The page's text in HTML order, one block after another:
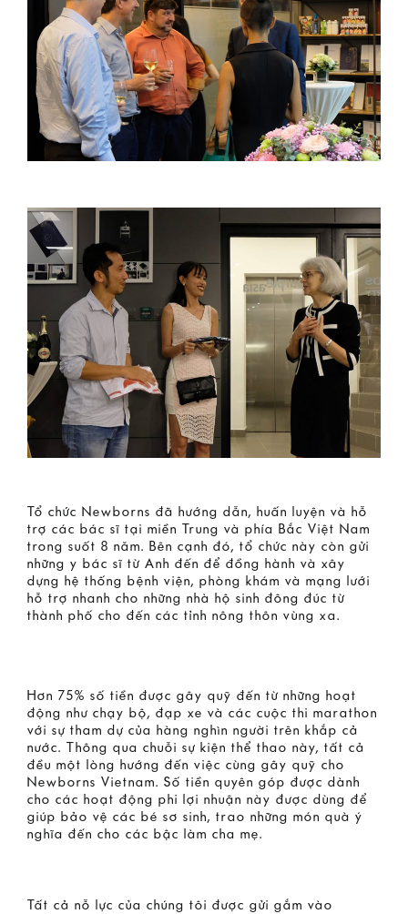
Tổ chức Newborns đã hướng dẫn, huấn luyện và hỗ
trợ các bác sĩ tại miền Trung và phía Bắc Việt Nam
trong suốt 8 năm. Bên cạnh đó, tổ chức này còn gửi
những y bác sĩ từ Anh đến để đồng hành và xây
dựng hệ thống bệnh viện, phòng khám và mạng lưới
hỗ trợ nhanh cho những nhà hộ sinh đông đúc từ
thành phố cho đến các tỉnh nông thôn vùng xa.
Hơn 75% số tiền được gây quỹ đến từ những hoạt
động như chạy bộ, đạp xe và các cuộc thi marathon
với sự tham dự của hàng nghìn người trên khắp cả
nước. Thông qua chuỗi sự kiện thể thao này, tất cả
đều một lòng hướng đến việc cùng gây quỹ cho
Newborns Vietnam. Số tiền quyên góp được dành
cho các hoạt động phi lợi nhuận này được dùng để
giúp bảo vệ các bé sơ sinh, trao những món quà ý
nghĩa đến cho các bậc làm cha mẹ.
Tất cả nỗ lực của chúng tôi được gửi gắm vào